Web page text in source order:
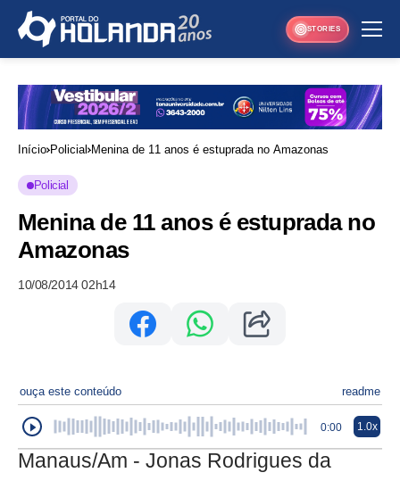
STORIES
Início Policial Menina de 11 anos é estuprada no Amazonas
Policial
Menina de 11 anos é estuprada no
Amazonas
10/08/2014 02h14
ouça este conteúdo readme
0:00 1.0x
Manaus/Am - Jonas Rodrigues da